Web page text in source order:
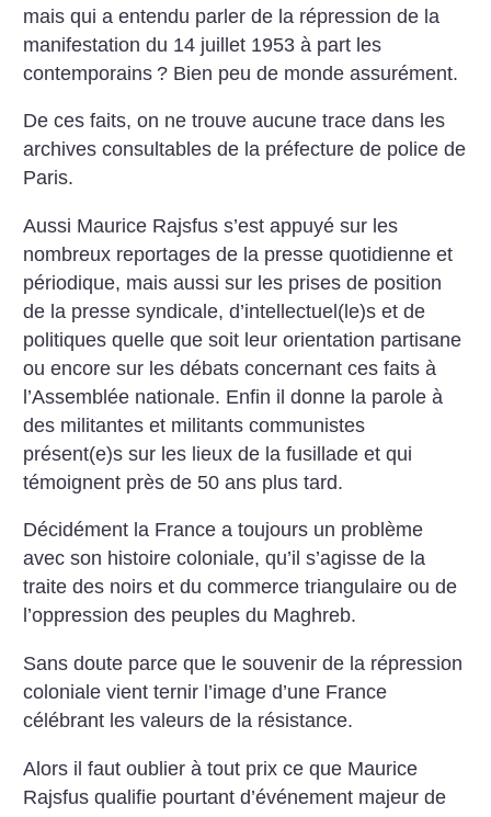
mais qui a entendu parler de la répression de la
manifestation du 14 juillet 1953 à part les
contemporains ? Bien peu de monde assurément.
De ces faits, on ne trouve aucune trace dans les
archives consultables de la préfecture de police de
Paris.
Aussi Maurice Rajsfus s’est appuyé sur les
nombreux reportages de la presse quotidienne et
périodique, mais aussi sur les prises de position
de la presse syndicale, d’intellectuel(le)s et de
politiques quelle que soit leur orientation partisane
ou encore sur les débats concernant ces faits à
l’Assemblée nationale. Enfin il donne la parole à
des militantes et militants communistes
présent(e)s sur les lieux de la fusillade et qui
témoignent près de 50 ans plus tard.
Décidément la France a toujours un problème
avec son histoire coloniale, qu’il s’agisse de la
traite des noirs et du commerce triangulaire ou de
l’oppression des peuples du Maghreb.
Sans doute parce que le souvenir de la répression
coloniale vient ternir l’image d’une France
célébrant les valeurs de la résistance.
Alors il faut oublier à tout prix ce que Maurice
Rajsfus qualifie pourtant d’événement majeur de